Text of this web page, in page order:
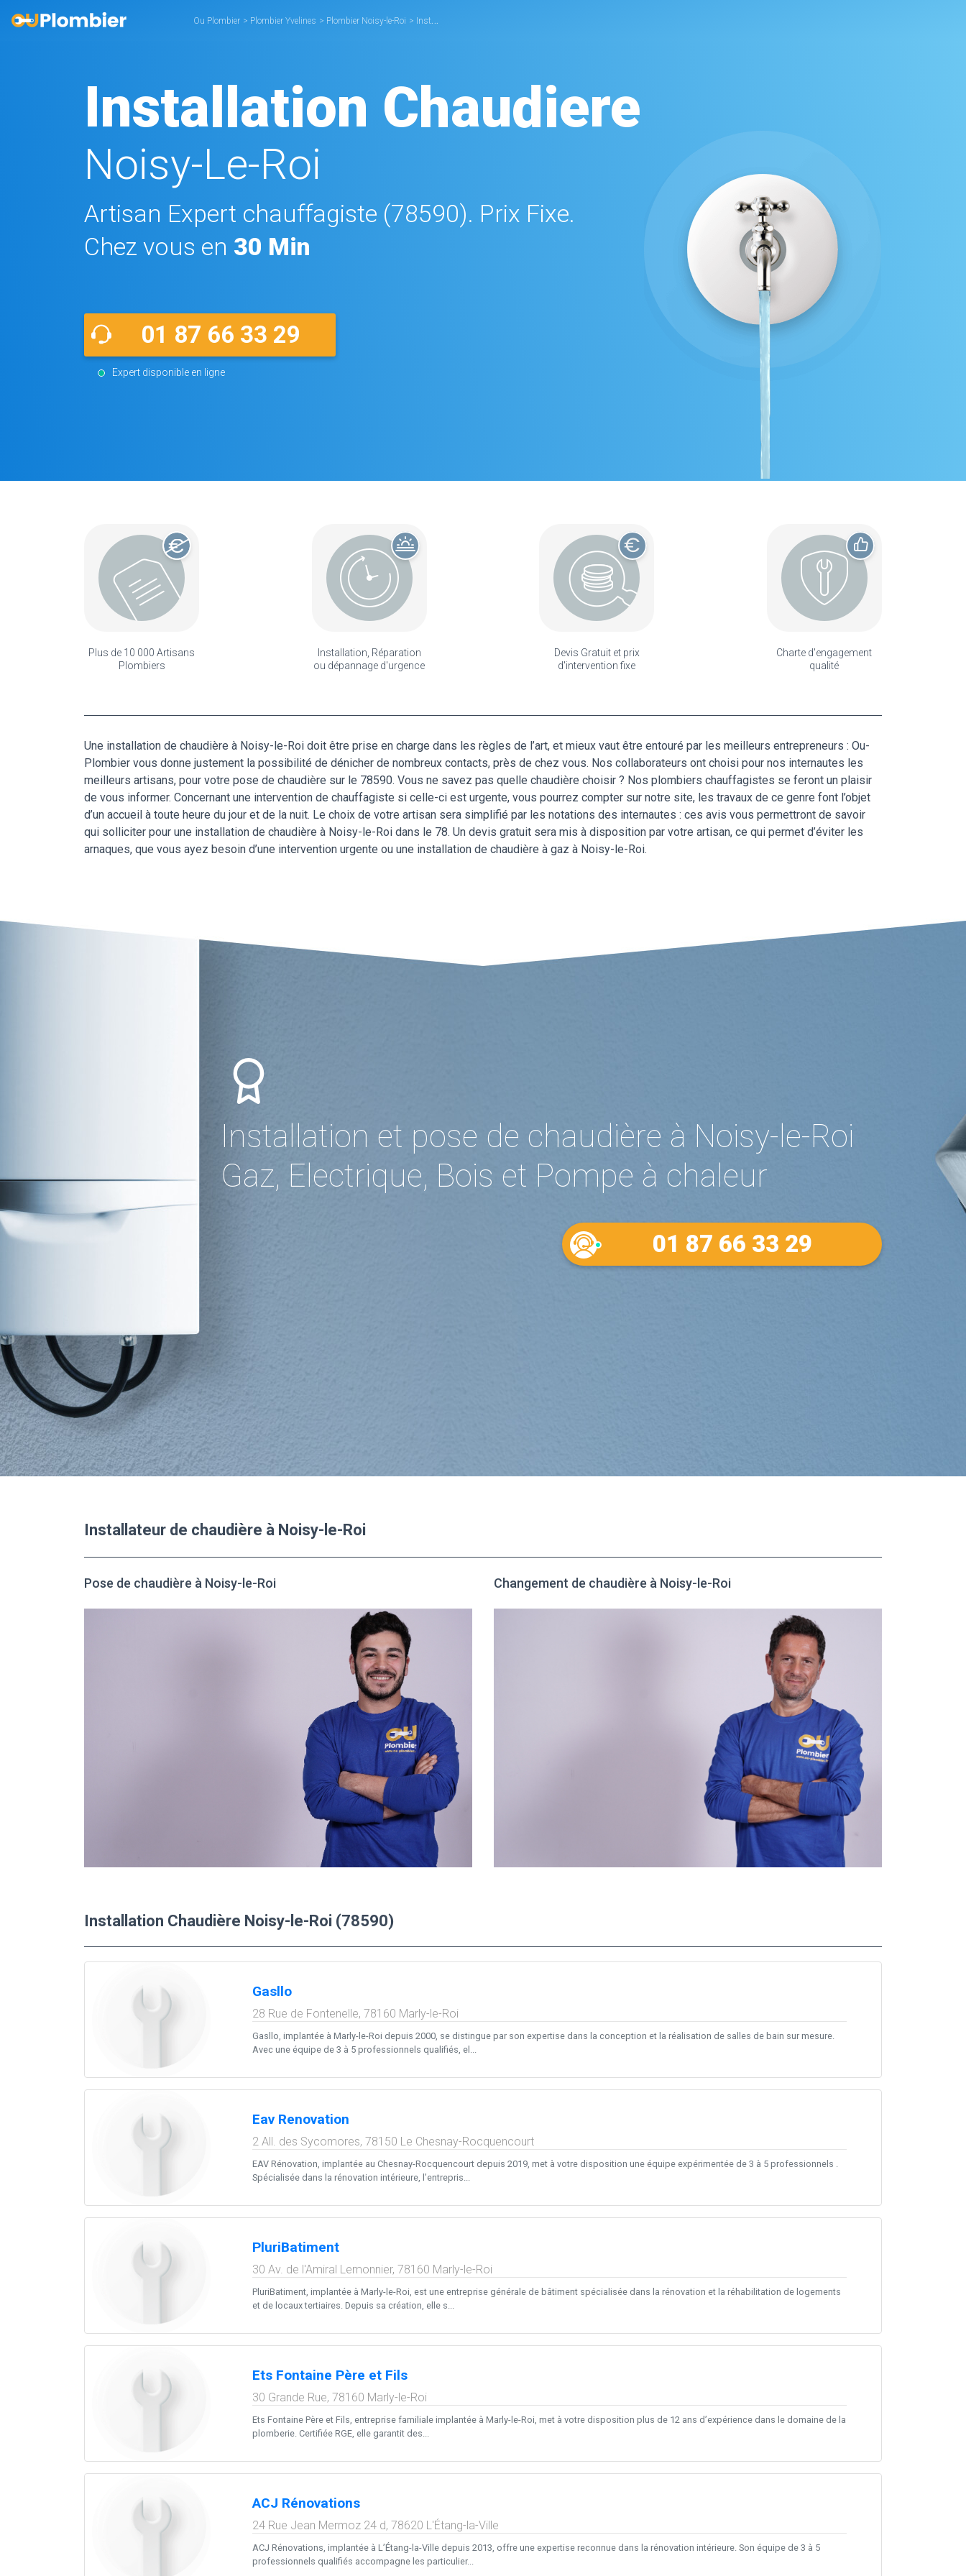
Ou Plombier > Plombier Yvelines > Plombier Noisy-le-Roi > Installation Chaudière Noisy-le-Roi
Installation Chaudiere
Noisy-Le-Roi
Artisan Expert chauffagiste (78590). Prix Fixe.
Chez vous en 30 Min
01 87 66 33 29
Expert disponible en ligne
Plus de 10 000 Artisans
Plombiers
Installation, Réparation
ou dépannage d'urgence
Devis Gratuit et prix
d'intervention fixe
Charte d'engagement
qualité
Une installation de chaudière à Noisy-le-Roi doit être prise en charge dans les règles de l’art, et mieux vaut être entouré par les meilleurs entrepreneurs : Ou-
Plombier vous donne justement la possibilité de dénicher de nombreux contacts, près de chez vous. Nos collaborateurs ont choisi pour nos internautes les
meilleurs artisans, pour votre pose de chaudière sur le 78590. Vous ne savez pas quelle chaudière choisir ? Nos plombiers chauffagistes se feront un plaisir
de vous informer. Concernant une intervention de chauffagiste si celle-ci est urgente, vous pourrez compter sur notre site, les travaux de ce genre font l’objet
d’un accueil à toute heure du jour et de la nuit. Le choix de votre artisan sera simplifié par les notations des internautes : ces avis vous permettront de savoir
qui solliciter pour une installation de chaudière à Noisy-le-Roi dans le 78. Un devis gratuit sera mis à disposition par votre artisan, ce qui permet d’éviter les
arnaques, que vous ayez besoin d’une intervention urgente ou une installation de chaudière à gaz à Noisy-le-Roi.
Installation et pose de chaudière à Noisy-le-Roi
Gaz, Electrique, Bois et Pompe à chaleur
01 87 66 33 29
Installateur de chaudière à Noisy-le-Roi
Pose de chaudière à Noisy-le-Roi Changement de chaudière à Noisy-le-Roi
Installation Chaudière Noisy-le-Roi (78590)
Gasllo
28 Rue de Fontenelle, 78160 Marly-le-Roi
Gasllo, implantée à Marly-le-Roi depuis 2000, se distingue par son expertise dans la conception et la réalisation de salles de bain sur mesure.
Avec une équipe de 3 à 5 professionnels qualifiés, el...
Eav Renovation
2 All. des Sycomores, 78150 Le Chesnay-Rocquencourt
EAV Rénovation, implantée au Chesnay-Rocquencourt depuis 2019, met à votre disposition une équipe expérimentée de 3 à 5 professionnels .
Spécialisée dans la rénovation intérieure, l’entrepris...
PluriBatiment
30 Av. de l'Amiral Lemonnier, 78160 Marly-le-Roi
PluriBatiment, implantée à Marly-le-Roi, est une entreprise générale de bâtiment spécialisée dans la rénovation et la réhabilitation de logements
et de locaux tertiaires. Depuis sa création, elle s...
Ets Fontaine Père et Fils
30 Grande Rue, 78160 Marly-le-Roi
Ets Fontaine Père et Fils, entreprise familiale implantée à Marly-le-Roi, met à votre disposition plus de 12 ans d’expérience dans le domaine de la
plomberie. Certifiée RGE, elle garantit des...
ACJ Rénovations
24 Rue Jean Mermoz 24 d, 78620 L'Étang-la-Ville
ACJ Rénovations, implantée à L’Étang-la-Ville depuis 2013, offre une expertise reconnue dans la rénovation intérieure. Son équipe de 3 à 5
professionnels qualifiés accompagne les particulier...